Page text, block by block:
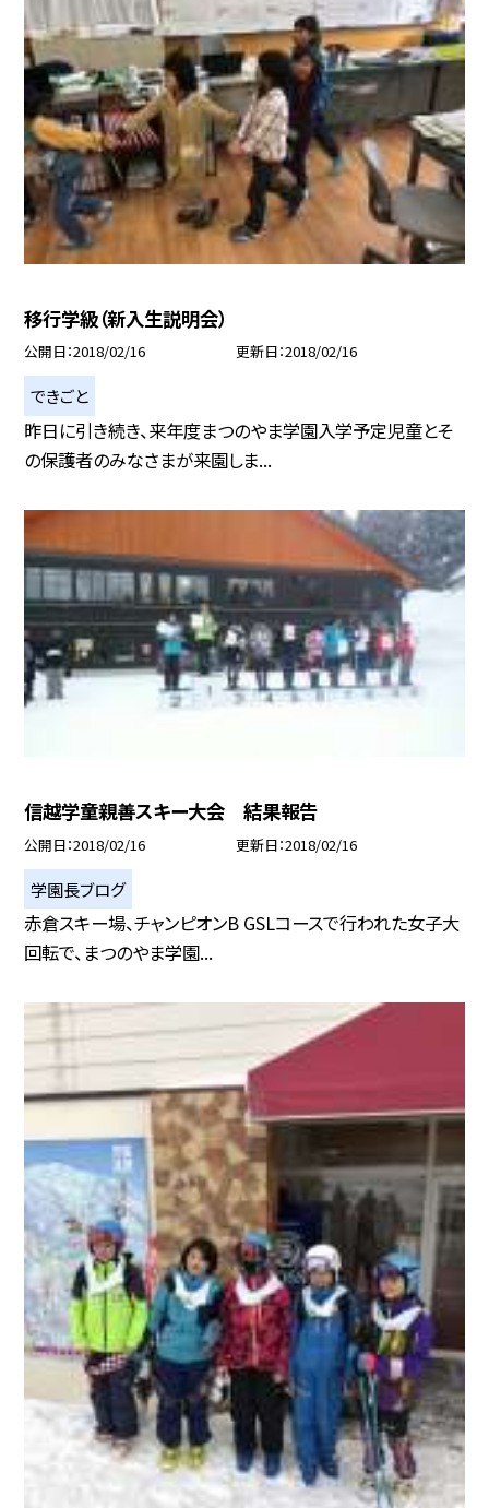
移行学級（新入生説明会）
公開日 2018/02/16 更新日 2018/02/16
できごと
昨日に引き続き、来年度まつのやま学園入学予定児童とそ
の保護者のみなさまが来園しま...
信越学童親善スキー大会 結果報告
公開日 2018/02/16 更新日 2018/02/16
学園長ブログ
赤倉スキー場、チャンピオンB GSLコースで行われた女子大
回転で、まつのやま学園...